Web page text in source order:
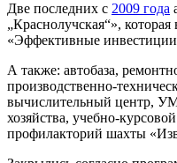
Две последних с 2009 года
„Краснолучская“»,
«Эффективные
А также: автобаза,
производственно-
вычислительный центр,
хозяйства, учебно-
профилакторий шахты